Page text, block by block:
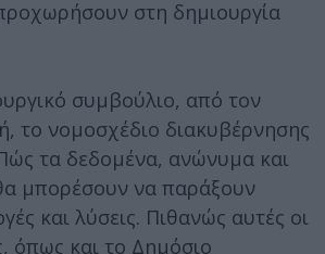
στη δημιουργία
συμβούλιο, από τον
το νομοσχέδιο διακυβέρνησης
τα δεδομένα, ανώνυμα και
μπορέσουν να παράξουν
και λύσεις. Πιθανώς αυτές οι
όπως και το Δημόσιο